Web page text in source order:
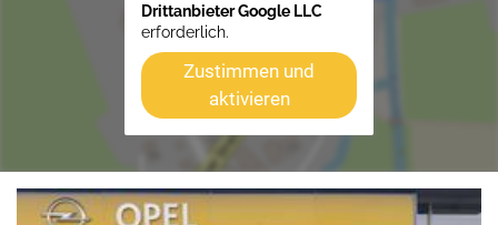
Drittanbieter Google LLC
erforderlich.
Zustimmen und
aktivieren